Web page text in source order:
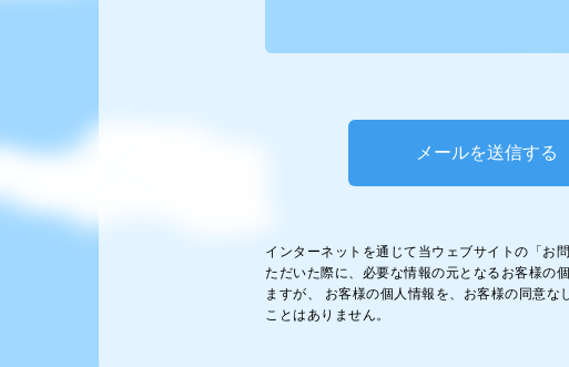
インターネットを通じて当ウェブサイトの「お
ただいた際に、必要な情報の元となるお客様の
ますが、 お客様の個人情報を、お客様の同意な
ことはありません。